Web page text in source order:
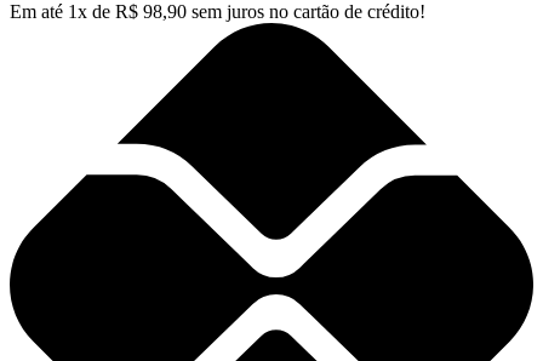
Em até 1x de R$ 98,90 sem juros no cartão de crédito!